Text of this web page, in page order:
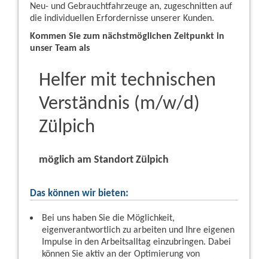
Neu- und Gebrauchtfahrzeuge an, zugeschnitten auf
die individuellen Erfordernisse unserer Kunden.
Kommen Sie zum nächstmöglichen Zeitpunkt in
unser Team als
Helfer mit technischen
Verständnis (m/w/d)
Zülpich
möglich am Standort Zülpich
Das können wir bieten:
Bei uns haben Sie die Möglichkeit,
eigenverantwortlich zu arbeiten und Ihre eigenen
Impulse in den Arbeitsalltag einzubringen. Dabei
können Sie aktiv an der Optimierung von